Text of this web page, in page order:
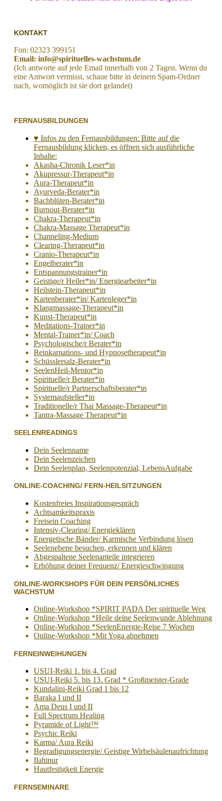
KONTAKT
Fon: 02323 399151
Email: info@spirituelles-wachstum.de
(Ich antworte auf jede Email innerhalb von 2 Tagen. Wenn du
eine Antwort vermisst, schaue bitte in deinem Spam-Ordner
nach, womöglich ist sie dort gelandet)
FERNAUSBILDUNGEN
♥ Infos zu den Fernausbildungen: Bitte auf die
Fernausbildung klicken, es öffnen sich ausführliche
Inhalte:
Akasha-Chronik Leser*in
Akupressur-Therapeut*in
Aura-Therapeut*in
Ayurveda-Berater*in
Bachblüten-Berater*in
Burnout-Berater*in
Chakra-Therapeut*in
Chakra-Massage Therapeut*in
Channeling-Medium
Clearing-Therapeut*in
Cranio-Therapeut*in
Engelberater*in
Entspannungstrainer*in
Geistige/r Heiler*in/ Energiearbeiter*in
Heilstein-Therapeut*in
Kartenberater*in/ Kartenleger*in
Klangmassage-Therapeut*in
Kunst-Therapeut*in
Meditations-Trainer*in
Mental-Trainer*in/ Coach
Psychologische/r Berater*in
Reinkarnations- und Hypnosetherapeut*in
Schüsslersalz-Berater*in
SeelenHeil-Mentor*in
Spirituelle/r Berater*in
Spirituelle/r Partnerschaftsberater*in
Systemaufsteller*in
Traditionelle/r Thai Massage-Therapeut*in
Tantra-Massage Therapeut*in
SEELENREADINGS
Dein Seelenname
Dein Seelenzeichen
Dein Seelenplan, Seelenpotenzial, LebensAufgabe
ONLINE-COACHING/ FERN-HEILSITZUNGEN
Kostenfreies Inspirationsgespräch
Achtsamkeitspraxis
Freisein Coaching
Intensiv-Clearing/ Energieklären
Energetische Bänder/ Karmische Verbindung lösen
Seelenebene besuchen, erkennen und klären
Abgespaltene Seelenanteile integrieren
Erhöhung deiner Frequenz/ Energieschwingung
ONLINE-WORKSHOPS FÜR DEIN PERSÖNLICHES
WACHSTUM
Online-Workshop *SPIRIT PADA Der spirituelle Weg
Online-Workshop *Heile deine Seelenwunde Ablehnung
Online-Workshop *SeelenEnergie-Reise 7 Wochen
Online-Workshop *Mit Yoga abnehmen
FERNEINWEIHUNGEN
USUI-Reiki 1. bis 4. Grad
USUI-Reiki 5. bis 13. Grad * Großmeister-Grade
Kundalini-Reiki Grad 1 bis 12
Baraka I und II
Ama Deus I und II
Full Spectrum Healing
Pyramide of Light™
Psychic Reiki
Karma/ Aura Reiki
Begradigungsenergie/ Geistige Wirbelsäulenaufrichtung
Ilahinur
Hautfestigkeit Energie
FERNSEMINARE